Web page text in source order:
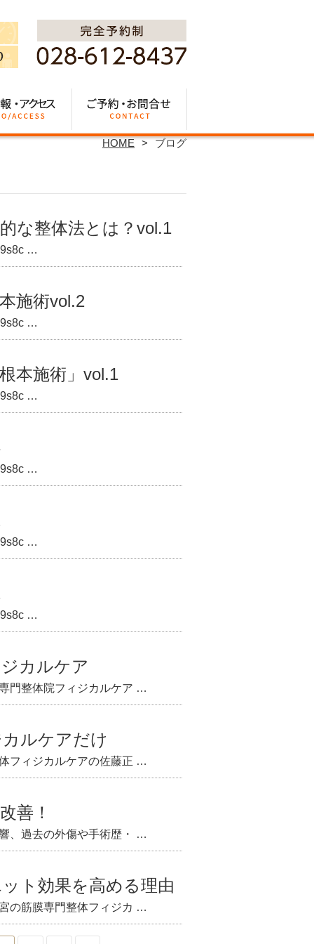
HOME ブログ
な整体法とは？vol.1
…
施術vol.2
…
本施術」vol.1
…
…
…
…
カルケア
門整体院フィジカルケア …
ルケアだけ
フィジカルケアの佐藤正 …
善！
、過去の外傷や手術歴・ …
ト効果を高める理由
の筋膜専門整体フィジカ …